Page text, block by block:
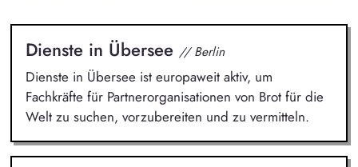
Dienste in Übersee // Berlin
Dienste in Übersee ist europaweit aktiv, um
Fachkräfte für Partnerorganisationen von Brot für die
Welt zu suchen, vorzubereiten und zu vermitteln.